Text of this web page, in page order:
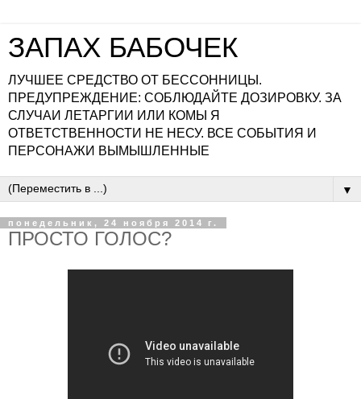
ЗАПАХ БАБОЧЕК
ЛУЧШЕЕ СРЕДСТВО ОТ БЕССОННИЦЫ.
ПРЕДУПРЕЖДЕНИЕ: СОБЛЮДАЙТЕ ДОЗИРОВКУ. ЗА
СЛУЧАИ ЛЕТАРГИИ ИЛИ КОМЫ Я
ОТВЕТСТВЕННОСТИ НЕ НЕСУ. ВСЕ СОБЫТИЯ И
ПЕРСОНАЖИ ВЫМЫШЛЕННЫЕ
▼
понедельник, 24 ноября 2014 г.
ПРОСТО ГОЛОС?